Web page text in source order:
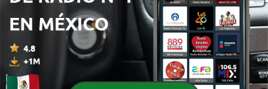
Sonic Sez Confesiones calientes